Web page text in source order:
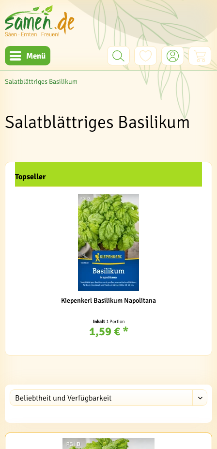
Menü
Salatblättriges Basilikum
Salatblättriges Basilikum
Topseller
Kiepenkerl Basilikum Napolitana
Inhalt 1 Portion
1,59 € *